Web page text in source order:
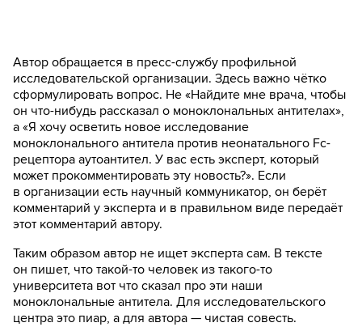
Автор обращается в пресс-службу профильной
исследовательской организации. Здесь важно чётко
сформулировать вопрос. Не «Найдите мне врача, чтобы
он что-нибудь рассказал о моноклональных антителах»,
а «Я хочу осветить новое исследование
моноклонального антитела против неонатального Fc-
рецептора аутоантител. У вас есть эксперт, который
может прокомментировать эту новость?». Если
в организации есть научный коммуникатор, он берёт
комментарий у эксперта и в правильном виде передаёт
этот комментарий автору.
Таким образом автор не ищет эксперта сам. В тексте
он пишет, что такой-то человек из такого-то
университета вот что сказал про эти наши
моноклональные антитела. Для исследовательского
центра это пиар, а для автора — чистая совесть.